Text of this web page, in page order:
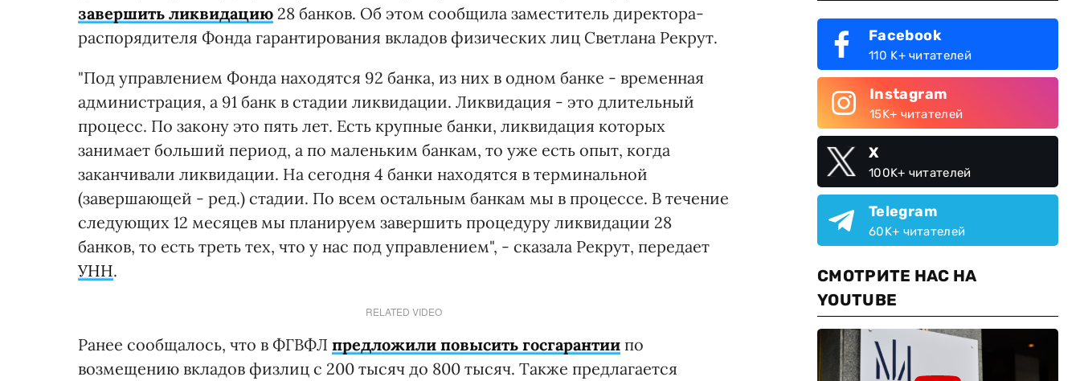
завершить ликвидацию 28 банков. Об этом сообщила заместитель директора-
распорядителя Фонда гарантирования вкладов физических лиц Светлана Рекрут.
"Под управлением Фонда находятся 92 банка, из них в одном банке - временная
администрация, а 91 банк в стадии ликвидации. Ликвидация - это длительный
процесс. По закону это пять лет. Есть крупные банки, ликвидация которых
занимает больший период, а по маленьким банкам, то уже есть опыт, когда
заканчивали ликвидации. На сегодня 4 банки находятся в терминальной
(завершающей - ред.) стадии. По всем остальным банкам мы в процессе. В течение
следующих 12 месяцев мы планируем завершить процедуру ликвидации 28
банков, то есть треть тех, что у нас под управлением", - сказала Рекрут, передает
УНН.
RELATED VIDEO
Ранее сообщалось, что в ФГВФЛ предложили повысить госгарантии по
возмещению вкладов физлиц с 200 тысяч до 800 тысяч. Также предлагается
Facebook
110 K+ читателей
Instagram
15K+ читателей
X
100K+ читателей
Telegram
60K+ читателей
СМОТРИТЕ НАС НА
YOUTUBE